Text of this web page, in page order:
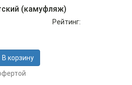
(камуфляж)
Рейтинг: